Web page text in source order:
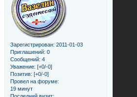
Зарегистрирован: 2011-01-03
Приглашений: 0
Сообщений: 4
Уважение: [+0/-0]
Позитив: [+0/-0]
Провел на форуме:
19 минут